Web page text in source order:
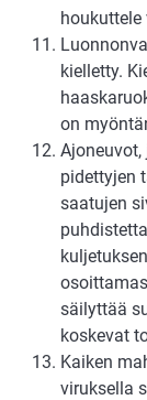
kielletty.
on
pidettyjen
saatujen
säilyttää
koskevat
Kaiken
viruksella